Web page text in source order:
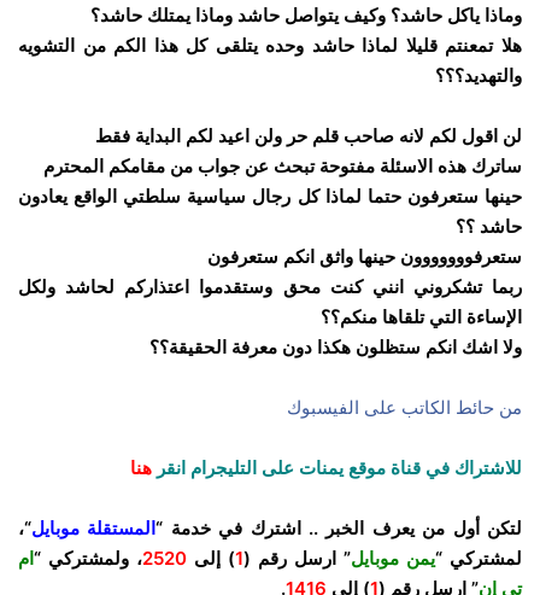
وماذا ياكل حاشد؟ وكيف يتواصل حاشد وماذا يمتلك حاشد؟
هلا تمعنتم قليلا لماذا حاشد وحده يتلقى كل هذا الكم من التشويه
والتهديد؟؟؟
لن اقول لكم لانه صاحب قلم حر ولن اعيد لكم البداية فقط
ساترك هذه الاسئلة مفتوحة تبحث عن جواب من مقامكم المحترم
حينها ستعرفون حتما لماذا كل رجال سياسية سلطتي الواقع يعادون
حاشد ؟؟
ستعرفووووووون حينها واثق انكم ستعرفون
ربما تشكروني انني كنت محق وستقدموا اعتذاركم لحاشد ولكل
الإساءة التي تلقاها منكم؟؟
ولا اشك انكم ستظلون هكذا دون معرفة الحقيقة؟؟
من حائط الكاتب على الفيسبوك
للاشتراك في قناة موقع يمنات على التليجرام انقر هنا
لتكن أول من يعرف الخبر .. اشترك في خدمة “المستقلة موبايل“،
لمشتركي “يمن موبايل” ارسل رقم (1) إلى 2520، ولمشتركي “ام
تي إن” ارسل رقم (1) إلى 1416
.